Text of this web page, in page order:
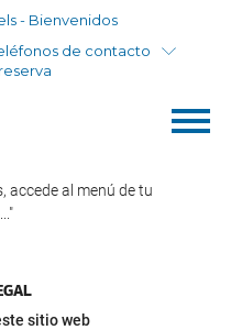
- Bienvenidos
de contacto
accede al menú de tu
sitio web